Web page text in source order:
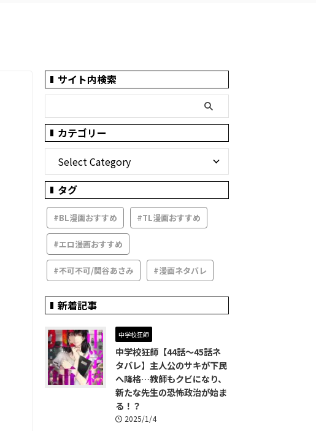
サイト内検索
カテゴリー
タグ
#BL漫画おすすめ #TL漫画おすすめ
#エロ漫画おすすめ
#不可不可/関谷あさみ #漫画ネタバレ
新着記事
中学校狂師
中学校狂師【44話～45話ネ
タバレ】主人公のサキが下民
へ降格…教師もクビになり、
新たな先生の恐怖政治が始ま
る！？
2025/1/4